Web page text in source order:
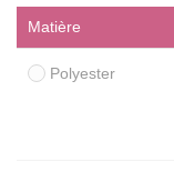
Matière
Polyester